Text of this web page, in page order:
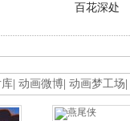
百花深处
动画微博 动画梦工场